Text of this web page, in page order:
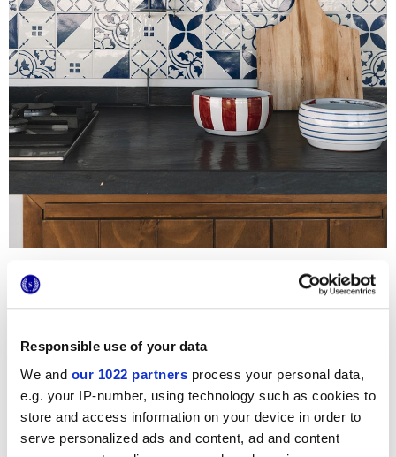
Responsible use of your data
We and our 1022 partners process your personal data,
e.g. your IP-number, using technology such as cookies to
store and access information on your device in order to
serve personalized ads and content, ad and content
Средиземноморский дух, атмосфера минимал-шик: вот
креативный союз, который послужил вдохновением для
студии «400gon» в проекте реставрации частного
Плитка мелкого формата Maiolica из керамогранита в
решительных тонах и с привлекательной глазуровкой
была выбрана, чтобы придать динамику и характер
наружной кухне, зоне кухонного фартука и всей
кухонной мебели. Оригинальная геометрическая
графика, в белых и синих тонах, обрамлена фоном из
плитки Maiolica в варианте «total white» и приятно
контрастирует с корпусной мебелью из темного